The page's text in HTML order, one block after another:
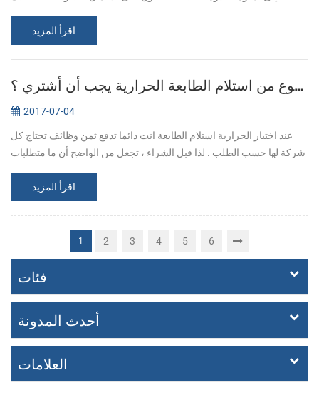
اقرأ المزيد
أي نوع من استلام الطابعة الحرارية يجب أن أشتري ؟
2017-07-04
عند اختيار الحرارية استلام الطابعة انت دائما تدفع ثمن وظائف تحتاج كل
شركة لها حسب الطلب . لذا قبل الشراء ، تجعل من الواضح أن ما متطلبات
اقرأ المزيد
1 2 3 4 5 6
فئات
أحدث المدونة
العلامات